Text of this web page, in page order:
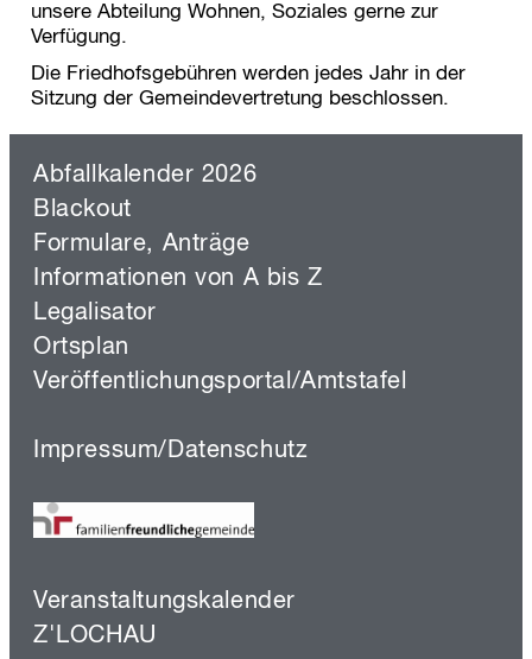
unsere Abteilung Wohnen, Soziales gerne zur
Verfügung.
Die Friedhofsgebühren werden jedes Jahr in der
Sitzung der Gemeindevertretung beschlossen.
Abfallkalender 2026
Blackout
Formulare, Anträge
Informationen von A bis Z
Legalisator
Ortsplan
Veröffentlichungsportal/Amtstafel
Impressum/Datenschutz
Veranstaltungskalender
Z'LOCHAU